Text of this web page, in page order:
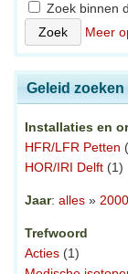
Zoek binnen
Meer
Geleid zoeken
Installaties en
HFR/LFR Petten
HOR/IRI Delft (1)
Jaar: alles »
Trefwoord
Acties (1)